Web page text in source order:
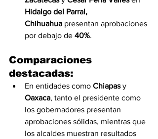
Hidalgo del Parral,
Chihuahua presentan aprobaciones
por debajo de 40%.
Comparaciones
destacadas:
En entidades como Chiapas y
Oaxaca, tanto el presidente como
los gobernadores presentan
aprobaciones sólidas, mientras que
los alcaldes muestran resultados